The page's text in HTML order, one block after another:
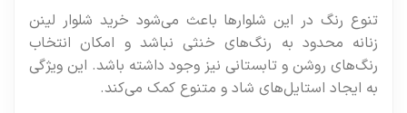
تنوع رنگ در این شلوارها باعث می‌شود خرید شلوار لینن
زنانه محدود به رنگ‌های خنثی نباشد و امکان انتخاب
رنگ‌های روشن و تابستانی نیز وجود داشته باشد. این ویژگی
به ایجاد استایل‌های شاد و متنوع کمک می‌کند.